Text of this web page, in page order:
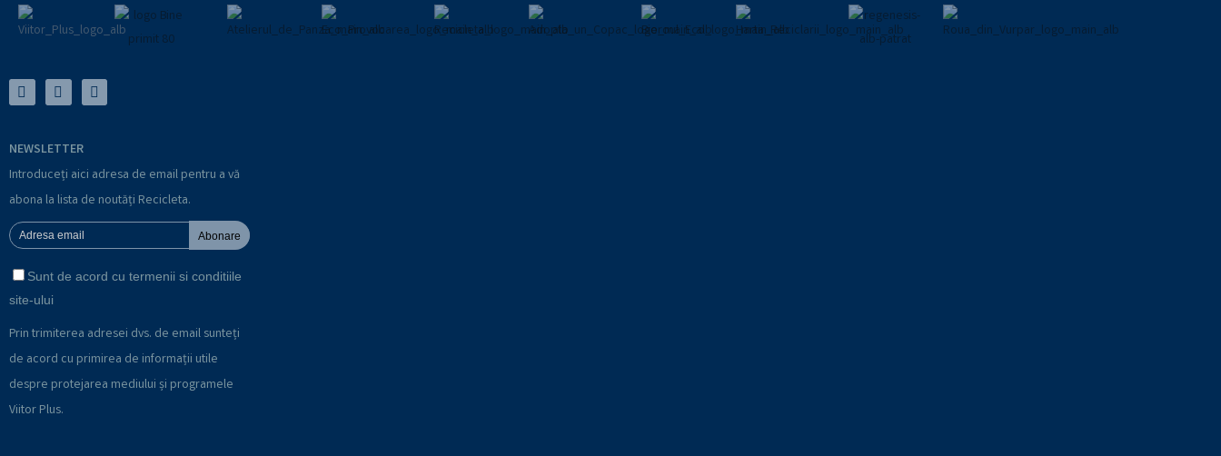
NEWSLETTER
Introduceți aici adresa de email pentru a vă
abona la lista de noutăți Recicleta.
Abonare
Sunt de acord cu termenii si conditiile
site-ului
Prin trimiterea adresei dvs. de email sunteți
de acord cu primirea de informații utile
despre protejarea mediului și programele
Viitor Plus.